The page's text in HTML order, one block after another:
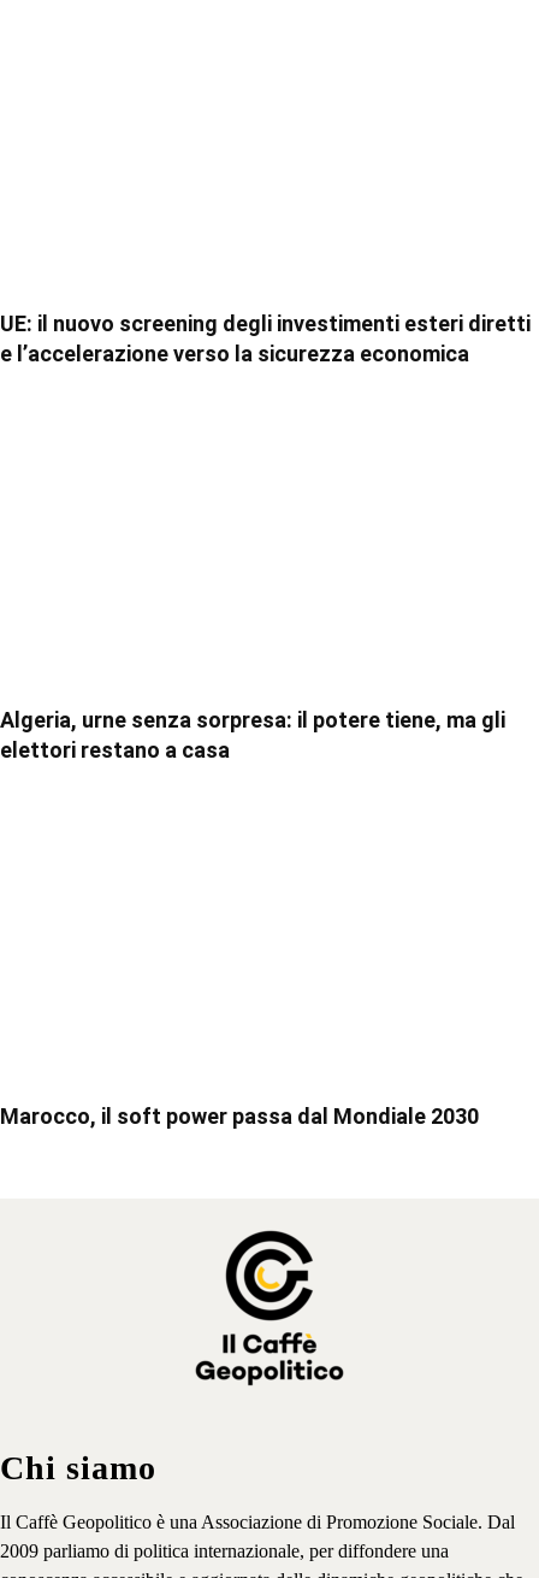
UE: il nuovo screening degli investimenti esteri diretti
e l’accelerazione verso la sicurezza economica
Algeria, urne senza sorpresa: il potere tiene, ma gli
elettori restano a casa
Marocco, il soft power passa dal Mondiale 2030
Chi siamo
Il Caffè Geopolitico è una Associazione di Promozione Sociale. Dal
2009 parliamo di politica internazionale, per diffondere una